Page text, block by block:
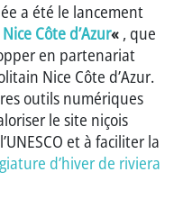
a été le lancement
Nice Côte d’Azur« , que
en partenariat
Nice Côte d’Azur.
outils numériques
le site niçois
et à faciliter la
d’hiver de riviera